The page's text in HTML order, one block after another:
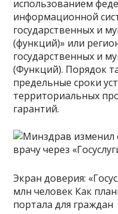
использованием
информационной
государственных и
(функций)» или
государственных и
(Функций). Порядок
предельные сроки
территориальных
гарантий.
Экран доверия:
млн человек Как
портала для граждан